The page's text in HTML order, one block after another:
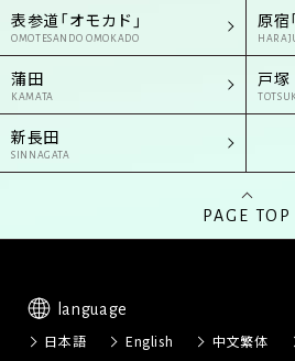
表参道「オモカド」
OMOTESANDO OMOKADO
原宿
蒲田
KAMATA
戸塚
新長田
SINNAGATA
PAGE TOP
language
日本語 English 中文繁体